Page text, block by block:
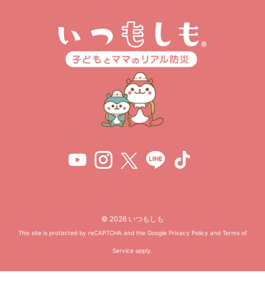
© 2026 いつもしも
This site is protected by reCAPTCHA and the Google Privacy Policy and Terms of
Service apply.